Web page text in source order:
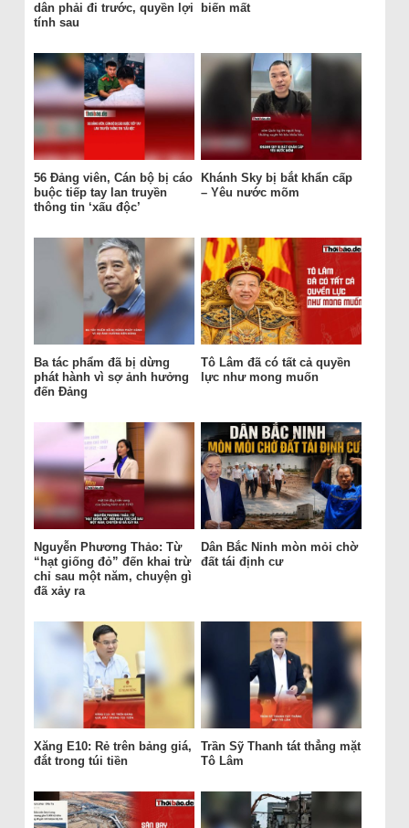
dân phải đi trước, quyền lợi
tính sau
biến mất
56 Đảng viên, Cán bộ bị cáo
buộc tiếp tay lan truyền
thông tin ‘xấu độc’
Khánh Sky bị bắt khẩn cấp
– Yêu nước mõm
Ba tác phẩm đã bị dừng
phát hành vì sợ ảnh hưởng
đến Đảng
Tô Lâm đã có tất cả quyền
lực như mong muốn
Nguyễn Phương Thảo: Từ
“hạt giống đỏ” đến khai trừ
chỉ sau một năm, chuyện gì
đã xảy ra
Dân Bắc Ninh mòn mỏi chờ
đất tái định cư
Xăng E10: Rẻ trên bảng giá,
đắt trong túi tiền
Trần Sỹ Thanh tát thẳng mặt
Tô Lâm